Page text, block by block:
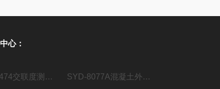
心：
SYP-18474交联度测试仪GB/T 18474 SYD-8077A混凝土外加剂密度试验器